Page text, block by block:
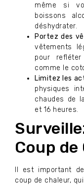
même si
boissons
déshydrater.
Portez des
vêtements
pour
comme le
Limitez les
physiques
chaudes de
et 16 heures.
Coup de
Il est important
coup de chaleur,